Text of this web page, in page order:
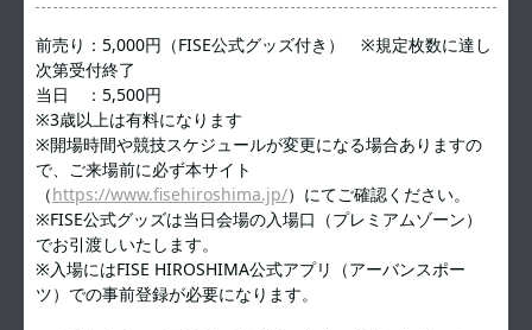
前売り：5,000円（FISE公式グッズ付き） ※規定枚数に達し
次第受付終了
当日 ：5,500円
※3歳以上は有料になります
※開場時間や競技スケジュールが変更になる場合ありますの
で、ご来場前に必ず本サイト
（https://www.fisehiroshima.jp/）にてご確認ください。
※FISE公式グッズは当日会場の入場口（プレミアムゾーン）
でお引渡しいたします。
※入場にはFISE HIROSHIMA公式アプリ（アーバンスポー
ツ）での事前登録が必要になります。